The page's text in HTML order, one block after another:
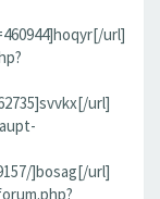
url]
url]
]bosag[/url]